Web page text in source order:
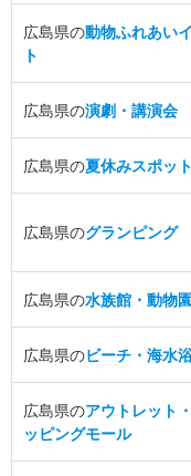
広島県の動物ふれあい
ト
広島県の演劇・講演会
広島県の夏休みスポット
広島県のグランピング
広島県の水族館・動物
広島県のビーチ・海水
広島県のアウトレット
ッピングモール